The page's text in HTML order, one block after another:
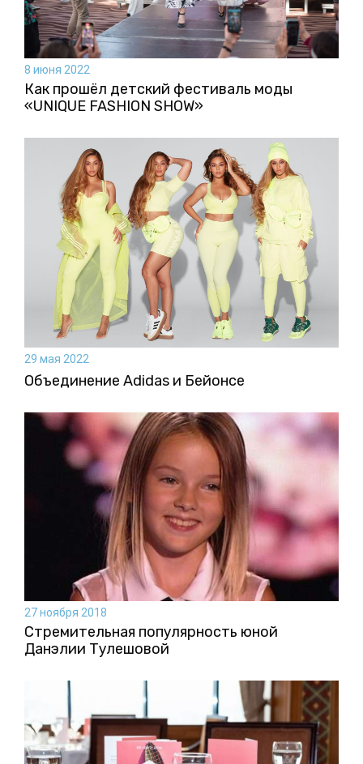
8 июня 2022
Как прошёл детский фестиваль моды
«UNIQUE FASHION SHOW»
29 мая 2022
Объединение Adidas и Бейонсе
27 ноября 2018
Стремительная популярность юной
Данэлии Тулешовой